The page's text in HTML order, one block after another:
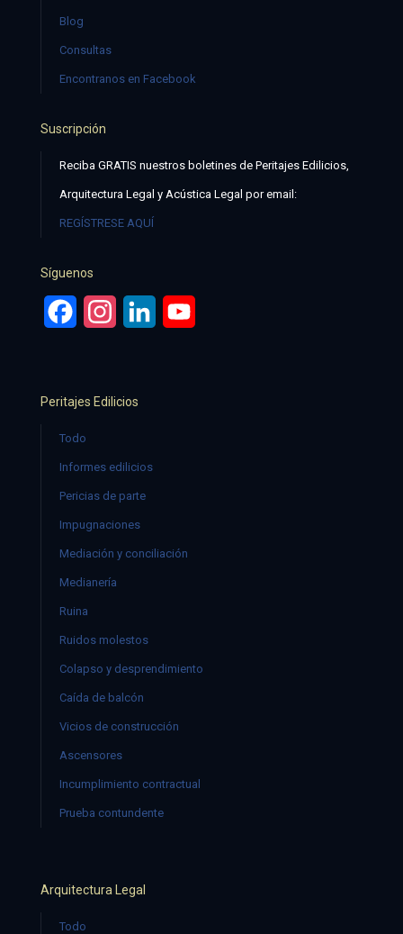
Blog
Consultas
Encontranos en Facebook
Suscripción
Reciba GRATIS nuestros boletines de Peritajes Edilicios,
Arquitectura Legal y Acústica Legal por email:
REGÍSTRESE AQUÍ
Síguenos
FacebookInstagramLinkedIn
Peritajes Edilicios
Todo
Informes edilicios
Pericias de parte
Impugnaciones
Mediación y conciliación
Medianería
Ruina
Ruidos molestos
Colapso y desprendimiento
Caída de balcón
Vicios de construcción
Ascensores
Incumplimiento contractual
Prueba contundente
Arquitectura Legal
Todo